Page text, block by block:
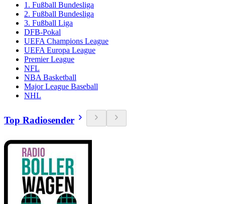
1. Fußball Bundesliga
2. Fußball Bundesliga
3. Fußball Liga
DFB-Pokal
UEFA Champions League
UEFA Europa League
Premier League
NFL
NBA Basketball
Major League Baseball
NHL
Top Radiosender